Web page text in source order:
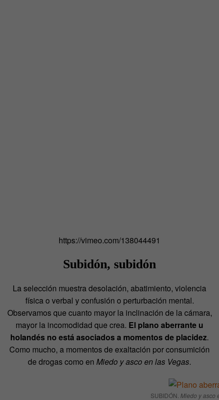
https://vimeo.com/138044491
Subidón, subidón
La selección muestra desolación, abatimiento, violencia
física o verbal y confusión o perturbación mental.
Observamos que cuanto mayor la inclinación de la cámara,
mayor la incomodidad que crea. El plano aberrante u
holandés no está asociados a momentos de placidez.
Como mucho, a momentos de exaltación por consumición
de drogas como en Miedo y asco en las Vegas.
SUBIDÓN. Miedo y asco